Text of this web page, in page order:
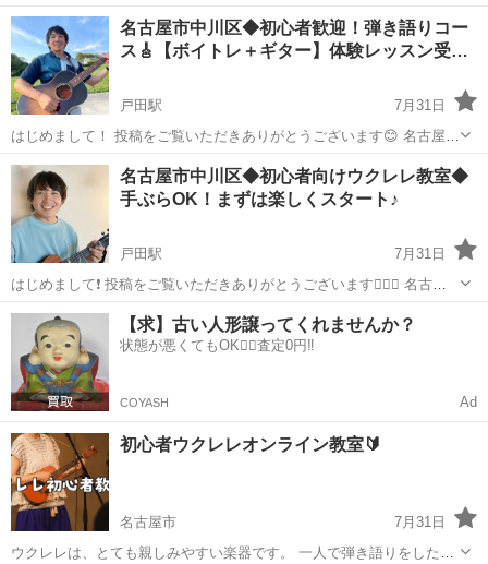
ギター教室が始まりました👍️第7期生徒さん募集中です😃曜日や時間帯
は先生との相談になります😋 稲葉先生による理論やリズム、楽譜読解
力や音作りなど楽し...
愛知 春日井市 勝川駅 ギター エレキギター
名古屋市中川区◆初心者歓迎！弾き語りコー
ス🎸【ボイトレ＋ギター】体験レッスン受…
戸田駅
7月31日
はじめまして！ 投稿をご覧いただきありがとうございます😊 名古屋で
「唄う書道家」として活動している 二村（にむら）ユーリと申します
🎶 これまでボイストレーニングとギターレッスンをそれぞれ提供して
きましたが、「歌って弾ける...
愛知 名古屋市 戸田駅 ギター 弾き語り
名古屋市中川区◆初心者向けウクレレ教室◆
手ぶらOK！まずは楽しくスタート♪
戸田駅
7月31日
はじめまして❗️ 投稿をご覧いただきありがとうございます🙇🏻‍♂️ 名古屋
市中川区のJR春田駅近く、音楽スタジオ「Ponte Vecchio（ポンテヴェ
ッキオ）」で ウクレレ初心者さん向けレッスンを行っている、唄う書
道家 ...
愛知 名古屋市 戸田駅 ウクレレ スタジオ
【求】古い人形譲ってくれませんか？
状態が悪くてもOK🙆‍♀️査定0円‼️
COYASH Ad
初心者ウクレレオンライン教室🔰
名古屋市
7月31日
ウクレレは、とても親しみやすい楽器です。 一人で弾き語りをした